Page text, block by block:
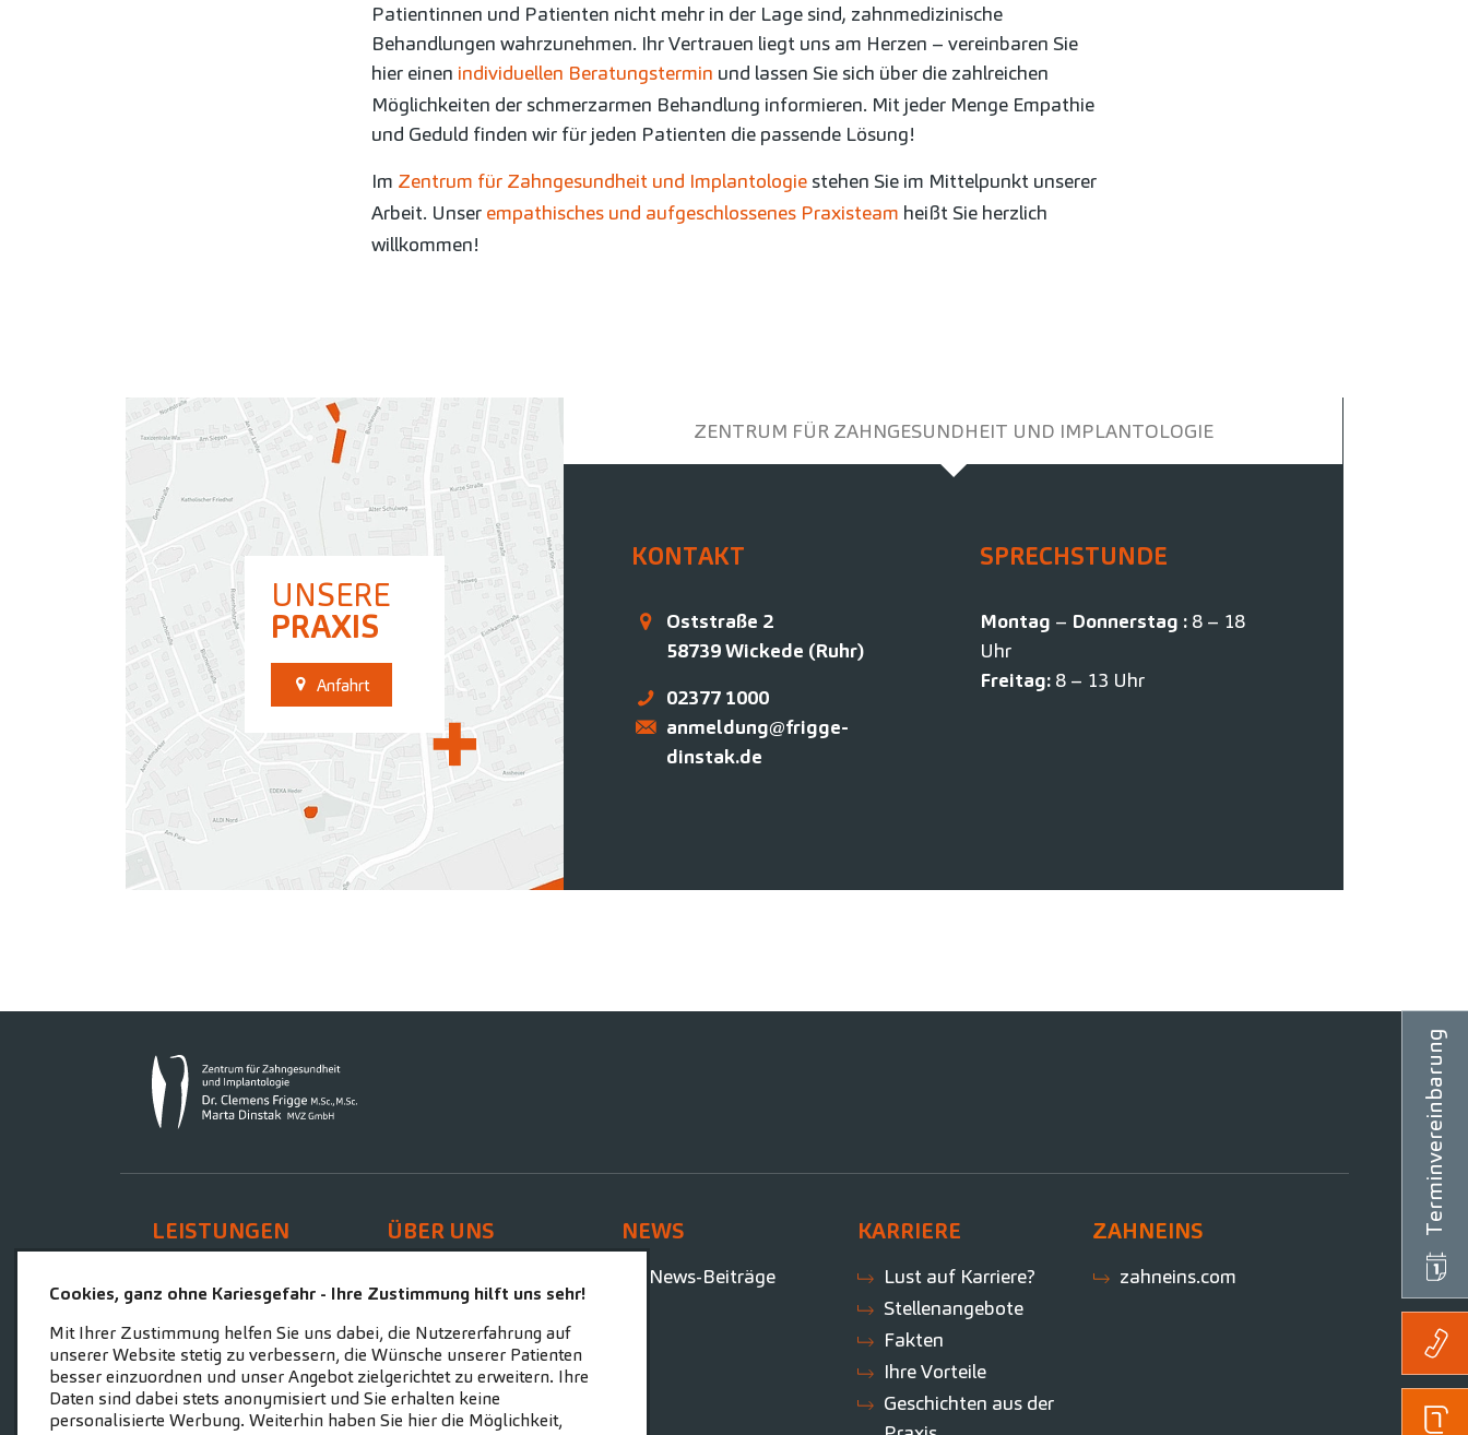
Patientinnen und Patienten nicht mehr in der Lage sind, zahnmedizinische
Behandlungen wahrzunehmen. Ihr Vertrauen liegt uns am Herzen – vereinbaren Sie
hier einen individuellen Beratungstermin und lassen Sie sich über die zahlreichen
Möglichkeiten der schmerzarmen Behandlung informieren. Mit jeder Menge Empathie
und Geduld finden wir für jeden Patienten die passende Lösung!
Im Zentrum für Zahngesundheit und Implantologiestehen Sie im Mittelpunkt unserer
Arbeit. Unser empathisches und aufgeschlossenes Praxisteam heißt Sie herzlich
willkommen!
UNSERE
PRAXIS
Anfahrt
ZENTRUM FÜR ZAHNGESUNDHEIT UND IMPLANTOLOGIE
KONTAKT
Oststraße 2
58739Wickede (Ruhr)
02377 1000
anmeldung@frigge-
dinstak.de
SPRECHSTUNDE
Montag – Donnerstag :8 – 18
Uhr
Freitag:8 – 13 Uhr
LEISTUNGEN ÜBER UNS NEWS
News-Beiträge
KARRIERE
Lust auf Karriere?
Stellenangebote
Fakten
Ihre Vorteile
Geschichten aus der
ZAHNEINS
zahneins.com
Terminvereinbarung
Cookies, ganz ohne Kariesgefahr - Ihre Zustimmung hilft uns sehr!
Mit Ihrer Zustimmung helfen Sie uns dabei, die Nutzererfahrung auf
unserer Website stetig zu verbessern, die Wünsche unserer Patienten
besser einzuordnen und unser Angebot zielgerichtet zu erweitern. Ihre
Daten sind dabei stets anonymisiert und Sie erhalten keine
personalisierte Werbung. Weiterhin haben Sie hier die Möglichkeit,